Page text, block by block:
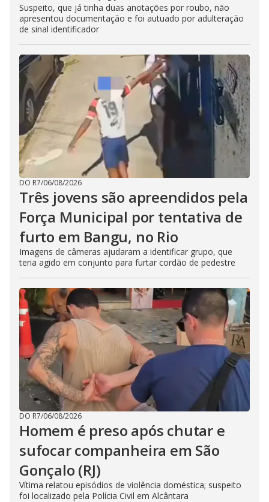
Suspeito, que já tinha duas anotações por roubo, não
apresentou documentação e foi autuado por adulteração
de sinal identificador
DO R7/06/08/2026
Três jovens são apreendidos pela
Força Municipal por tentativa de
furto em Bangu, no Rio
Imagens de câmeras ajudaram a identificar grupo, que
teria agido em conjunto para furtar cordão de pedestre
DO R7/06/08/2026
Homem é preso após chutar e
sufocar companheira em São
Gonçalo (RJ)
Vítima relatou episódios de violência doméstica; suspeito
foi localizado pela Polícia Civil em Alcântara